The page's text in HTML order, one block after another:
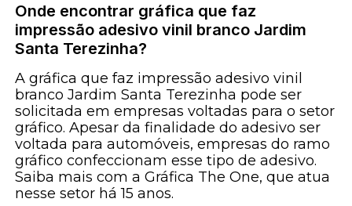
Onde encontrar gráfica que faz
impressão adesivo vinil branco Jardim
Santa Terezinha?
A gráfica que faz impressão adesivo vinil
branco Jardim Santa Terezinha pode ser
solicitada em empresas voltadas para o setor
gráfico. Apesar da finalidade do adesivo ser
voltada para automóveis, empresas do ramo
gráfico confeccionam esse tipo de adesivo.
Saiba mais com a Gráfica The One, que atua
nesse setor há 15 anos.